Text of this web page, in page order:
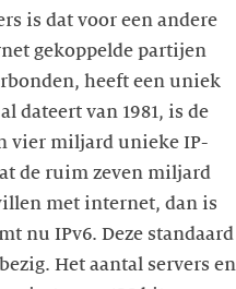
is dat voor een andere
gekoppelde partijen
heeft een uniek
dateert van 1981, is de
vier miljard unieke IP-
de ruim zeven miljard
met internet, dan is
nu IPv6. Deze standaard
Het aantal servers en